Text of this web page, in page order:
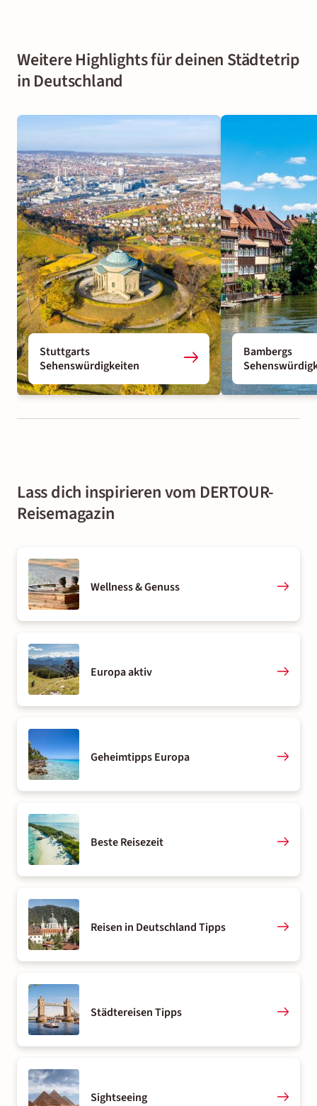
Weitere Highlights für deinen Städtetrip
in Deutschland
Stuttgarts
Sehenswürdigkeiten
Bambergs
Lass dich inspirieren vom DERTOUR-
Reisemagazin
Wellness & Genuss
Europa aktiv
Geheimtipps Europa
Beste Reisezeit
Reisen in Deutschland Tipps
Städtereisen Tipps
Sightseeing